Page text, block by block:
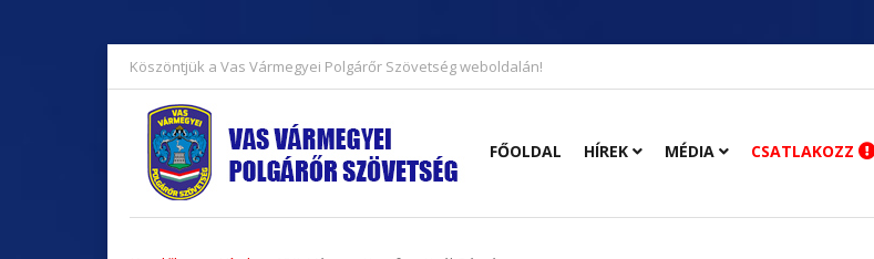
Köszöntjük a Vas Vármegyei Polgárőr Szövetség weboldalán!
FŐOLDAL HÍREK MÉDIA CSATLAKOZZ